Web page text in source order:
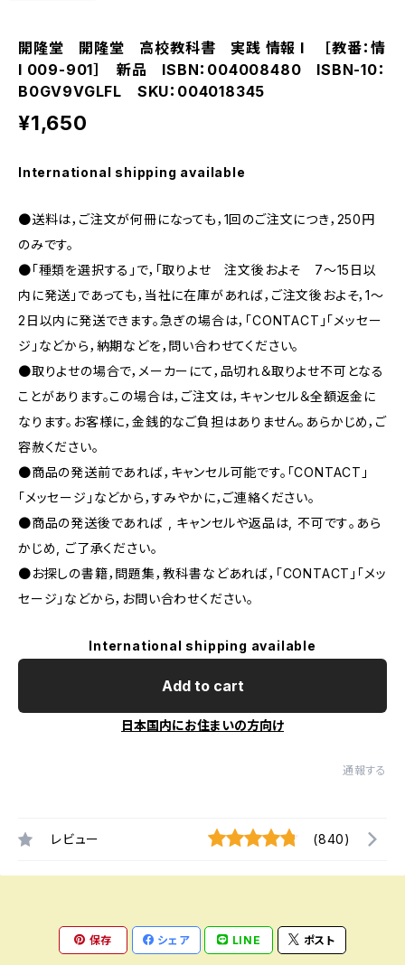
開隆堂 開隆堂 高校教科書 実践 情報 I ［教番：情
I 009-901］ 新品 ISBN：004008480 ISBN-10：
B0GV9VGLFL SKU：004018345
¥1,650
International shipping available
●送料は，ご注文が何冊になっても，1回のご注文につき，250円
のみです。
●「種類を選択する」で，「取りよせ 注文後およそ 7〜15日以
内に発送」であっても，当社に在庫があれば，ご注文後およそ，1〜
2日以内に発送できます。急ぎの場合は，「CONTACT」「メッセー
ジ」などから，納期などを，問い合わせてください。
●取りよせの場合で，メーカーにて，品切れ＆取りよせ不可となる
ことがあります。この場合は，ご注文は，キャンセル＆全額返金に
なります。お客様に，金銭的なご負担はありません。あらかじめ，ご
容赦ください。
●商品の発送前であれば，キャンセル可能です。「CONTACT」
「メッセージ」などから，すみやかに，ご連絡ください。
●商品の発送後であれば , キャンセルや返品は, 不可です｡あら
かじめ, ご了承ください｡
●お探しの書籍，問題集，教科書などあれば，「CONTACT」「メッ
セージ」などから，お問い合わせください。
International shipping available
Add to cart
日本国内にお住まいの方向け
通報する
レビュー (840)
保存 シェア LINE ポスト